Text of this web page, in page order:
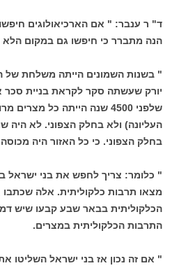
ד" ר ענבר: " אם הארכיאולוגים
הנה מתברר כי חיפשו גם במקום הלא
" בשנות השמונים הייתה משלחת של
יורק שעשתה סקר לקראת בניית סכר
שלפני 4500 שנה הייתה כל
העליונה) ולא בחלק הצפוני. לא היה
בחלק הצפוני. כי כל האזור היה
" כלומר: צריך לחפש את בני ישראל
מצאו תרבות כלקוליתית. אלה
הכלקוליתית בבאר שבע קבעו שיש
התרבות הכלקוליתית במצרים.
" אם זה נכון אז בני ישראל השליטו